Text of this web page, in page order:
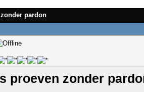
pardon
proeven zonder